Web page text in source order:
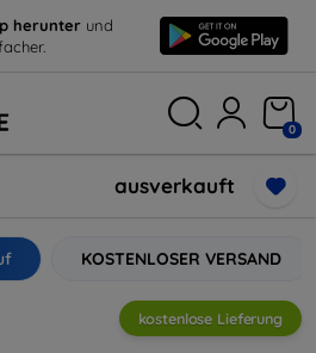
herunter und
0
ausverkauft
KOSTENLOSER VERSAND
kostenlose Lieferung